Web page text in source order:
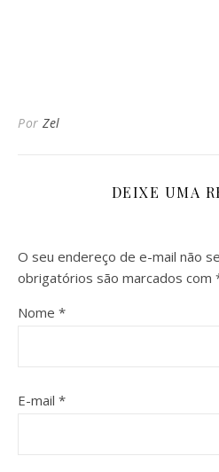
Por Zel
DEIXE UMA
O seu endereço de e-mail não
obrigatórios são marcados com
Nome *
E-mail *